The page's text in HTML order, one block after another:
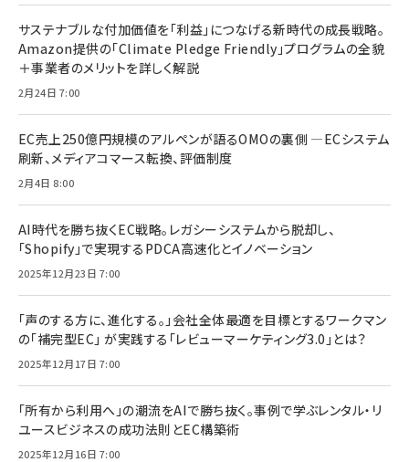
サステナブルな付加価値を「利益」につなげる新時代の成長戦略。
Amazon提供の「Climate Pledge Friendly」プログラムの全貌
＋事業者のメリットを詳しく解説
2月24日 7:00
EC売上250億円規模のアルペンが語るOMOの裏側 ―ECシステム
刷新、メディアコマース転換、評価制度
2月4日 8:00
AI時代を勝ち抜くEC戦略。レガシーシステムから脱却し、
「Shopify」で実現するPDCA高速化とイノベーション
2025年12月23日 7:00
「声のする方に、進化する。」会社全体最適を目標とするワークマン
の「補完型EC」 が実践する「レビューマーケティング3.0」とは？
2025年12月17日 7:00
「所有から利用へ」の潮流をAIで勝ち抜く。事例で学ぶレンタル・リ
ユースビジネスの成功法則とEC構築術
2025年12月16日 7:00